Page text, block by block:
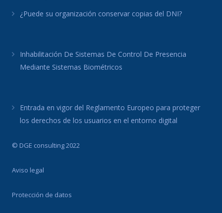
¿Puede su organización conservar copias del DNI?
Inhabilitación De Sistemas De Control De Presencia
Mediante Sistemas Biométricos
Entrada en vigor del Reglamento Europeo para proteger
los derechos de los usuarios en el entorno digital
© DGE consulting 2022
Aviso legal
Protección de datos